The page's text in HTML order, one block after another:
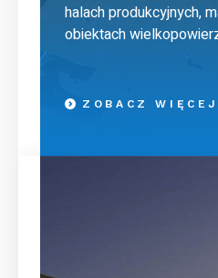
halach produkcyjnych,
obiektach
ZOBACZ WIĘCEJ